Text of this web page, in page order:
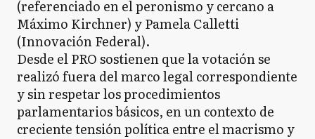
(referenciado en el peronismo y cercano a
Máximo Kirchner) y Pamela Calletti
(Innovación Federal).
Desde el PRO sostienen que la votación se
realizó fuera del marco legal correspondiente
y sin respetar los procedimientos
parlamentarios básicos, en un contexto de
creciente tensión política entre el macrismo y